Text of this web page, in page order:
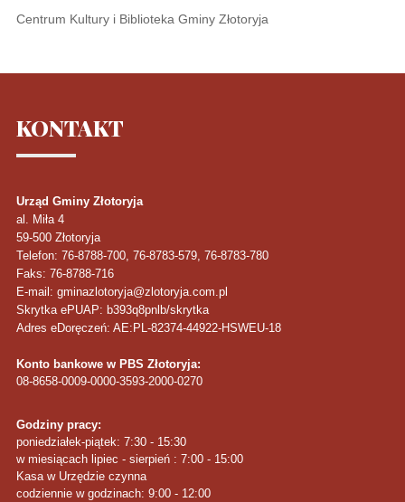
Centrum Kultury i Biblioteka Gminy Złotoryja
KONTAKT
Urząd Gminy Złotoryja
al. Miła 4
59-500 Złotoryja
Telefon: 76-8788-700, 76-8783-579, 76-8783-780
Faks: 76-8788-716
E-mail: gminazlotoryja@zlotoryja.com.pl
Skrytka ePUAP: b393q8pnlb/skrytka
Adres eDoręczeń: AE:PL-82374-44922-HSWEU-18
Konto bankowe w PBS Złotoryja:
08-8658-0009-0000-3593-2000-0270
Godziny pracy:
poniedziałek-piątek: 7:30 - 15:30
w miesiącach lipiec - sierpień : 7:00 - 15:00
Kasa w Urzędzie czynna
codziennie w godzinach: 9:00 - 12:00